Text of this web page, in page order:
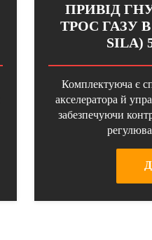
ПРИВІД
ТРОС ГАЗУ
SILA)
Комплектуюча є
акселератора й
забезпечуючи